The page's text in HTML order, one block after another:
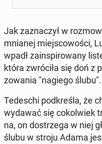
Jak za­zna­czył w
mnia­nej miej­sco­wo­ści,
wpadł za­in­spi­ro­wa­ny
która zwró­ci­ła się doń
zo­wa­nia "nagiego ślubu".
Te­de­schi pod­kre­śla, że
wydawać się co­kol­wiek
na, on do­strze­ga w niej
ślubu w stroju Adama